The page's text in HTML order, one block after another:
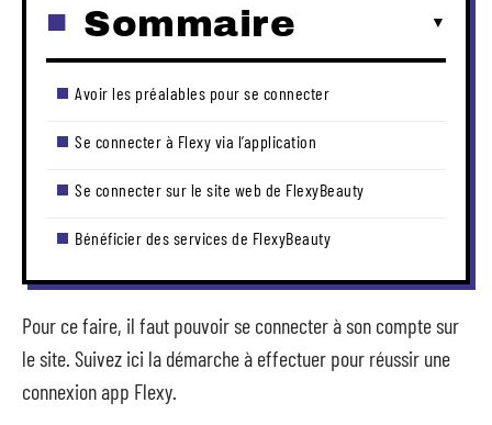
Sommaire
Avoir les préalables pour se connecter
Se connecter à Flexy via l’application
Se connecter sur le site web de FlexyBeauty
Bénéficier des services de FlexyBeauty
Pour ce faire, il faut pouvoir se connecter à son compte sur
le site. Suivez ici la démarche à effectuer pour réussir une
connexion app Flexy.